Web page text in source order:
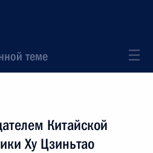
теме
Китайской
Ху Цзиньтао